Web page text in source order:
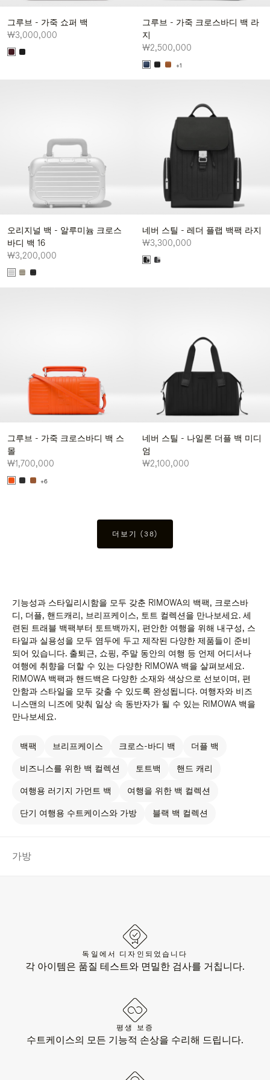
그루브 - 가죽 쇼퍼 백
₩3,000,000
그루브 - 가죽 크로스바디 백 라
지
₩2,500,000
+1
오리지널 백 - 알루미늄 크로스
바디 백 16
₩3,200,000
네버 스틸 - 레더 플랩 백팩 라지
₩3,300,000
그루브 - 가죽 크로스바디 백 스
몰
₩1,700,000
+6
네버 스틸 - 나일론 더플 백 미디
엄
₩2,100,000
더보기 (38)
기능성과 스타일리시함을 모두 갖춘 RIMOWA의 백팩, 크로스바
디, 더플, 핸드캐리, 브리프케이스, 토트 컬렉션을 만나보세요. 세
련된 트래블 백팩부터 토트백까지, 편안한 여행을 위해 내구성, 스
타일과 실용성을 모두 염두에 두고 제작된 다양한 제품들이 준비
되어 있습니다. 출퇴근, 쇼핑, 주말 동안의 여행 등 언제 어디서나
여행에 취향을 더할 수 있는 다양한 RIMOWA 백을 살펴보세요.
RIMOWA 백팩과 핸드백은 다양한 소재와 색상으로 선보이며, 편
안함과 스타일을 모두 갖출 수 있도록 완성됩니다. 여행자와 비즈
니스맨의 니즈에 맞춰 일상 속 동반자가 될 수 있는 RIMOWA 백을
만나보세요.
백팩 브리프케이스 크로스-바디 백 더플 백
비즈니스를 위한 백 컬렉션 토트백 핸드 캐리
여행용 러기지 가먼트 백 여행을 위한 백 컬렉션
단기 여행용 수트케이스와 가방 블랙 백 컬렉션
가방
독일에서 디자인되었습니다
각 아이템은 품질 테스트와 면밀한 검사를 거칩니다.
평생 보증
수트케이스의 모든 기능적 손상을 수리해 드립니다.